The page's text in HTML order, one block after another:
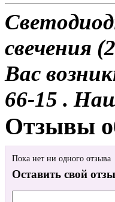
свечения
Вас
66-15 .
Отзывы
Пока нет ни одного отзыва
Оставить свой